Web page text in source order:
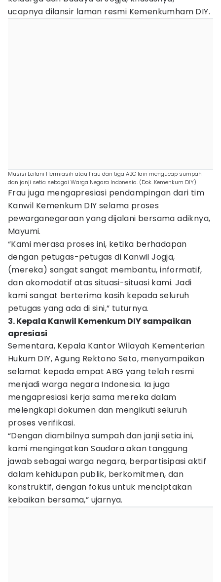
ucapnya dilansir laman resmi Kemenkumham DIY.
Musisi Leilani Hermiasih atau Frau dan tiga ABG lain mengucap sumpah
dan janji setia sebagai Warga Negara Indonesia. (Dok. Kemenkum DIY)
Frau juga mengapresiasi pendampingan dari tim
Kanwil Kemenkum DIY selama proses
pewarganegaraan yang dijalani bersama adiknya,
Mayumi.
“Kami merasa proses ini, ketika berhadapan
dengan petugas-petugas di Kanwil Jogja,
(mereka) sangat sangat membantu, informatif,
dan akomodatif atas situasi-situasi kami. Jadi
kami sangat berterima kasih kepada seluruh
petugas yang ada di sini,” tuturnya.
3. Kepala Kanwil Kemenkum DIY sampaikan
apresiasi
Sementara, Kepala Kantor Wilayah Kementerian
Hukum DIY, Agung Rektono Seto, menyampaikan
selamat kepada empat ABG yang telah resmi
menjadi warga negara Indonesia. Ia juga
mengapresiasi kerja sama mereka dalam
melengkapi dokumen dan mengikuti seluruh
proses verifikasi.
“Dengan diambilnya sumpah dan janji setia ini,
kami mengingatkan Saudara akan tanggung
jawab sebagai warga negara, berpartisipasi aktif
dalam kehidupan publik, berkomitmen, dan
konstruktif, dengan fokus untuk menciptakan
kebaikan bersama,” ujarnya.